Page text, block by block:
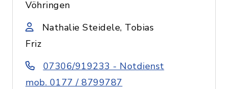
Vöhringen
Nathalie Steidele, Tobias
Friz
07306/919233 - Notdienst
mob. 0177 / 8799787